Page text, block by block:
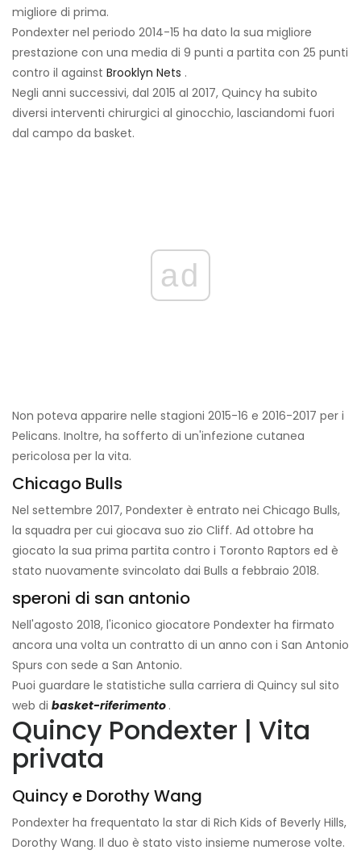
migliore di prima.
Pondexter nel periodo 2014-15 ha dato la sua migliore
prestazione con una media di 9 punti a partita con 25 punti
contro il against Brooklyn Nets .
Negli anni successivi, dal 2015 al 2017, Quincy ha subito
diversi interventi chirurgici al ginocchio, lasciandomi fuori
dal campo da basket.
ad
Non poteva apparire nelle stagioni 2015-16 e 2016-2017 per i
Pelicans. Inoltre, ha sofferto di un'infezione cutanea
pericolosa per la vita.
Chicago Bulls
Nel settembre 2017, Pondexter è entrato nei Chicago Bulls,
la squadra per cui giocava suo zio Cliff. Ad ottobre ha
giocato la sua prima partita contro i Toronto Raptors ed è
stato nuovamente svincolato dai Bulls a febbraio 2018.
speroni di san antonio
Nell'agosto 2018, l'iconico giocatore Pondexter ha firmato
ancora una volta un contratto di un anno con i San Antonio
Spurs con sede a San Antonio.
Puoi guardare le statistiche sulla carriera di Quincy sul sito
web di basket-riferimento .
Quincy Pondexter | Vita
privata
Quincy e Dorothy Wang
Pondexter ha frequentato la star di Rich Kids of Beverly Hills,
Dorothy Wang. Il duo è stato visto insieme numerose volte.